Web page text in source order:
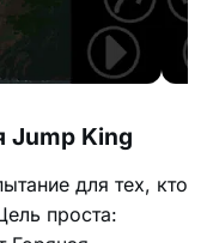
Jump King
для тех, кто
проста: